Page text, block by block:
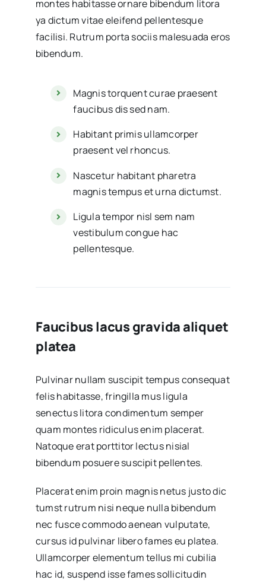
montes habitasse ornare bibendum litora
ya dictum vitae eleifend pellentesque
facilisi. Rutrum porta sociis malesuada eros
bibendum.
Magnis torquent curae praesent
faucibus dis sed nam.
Habitant primis ullamcorper
praesent vel rhoncus.
Nascetur habitant pharetra
magnis tempus et urna dictumst.
Ligula tempor nisl sem nam
vestibulum congue hac
pellentesque.
Faucibus lacus gravida aliquet
platea
Pulvinar nullam suscipit tempus consequat
felis habitasse, fringilla mus ligula
senectus litora condimentum semper
quam montes ridiculus enim placerat.
Natoque erat porttitor lectus nisial
bibendum posuere suscipit pellentes.
Placerat enim proin magnis netus justo dic
tumst rutrum nisi neque nulla bibendum
nec fusce commodo aenean vulputate,
cursus id pulvinar libero fames eu platea.
Ullamcorper elementum tellus mi cubilia
hac id, suspend isse fames sollicitudin